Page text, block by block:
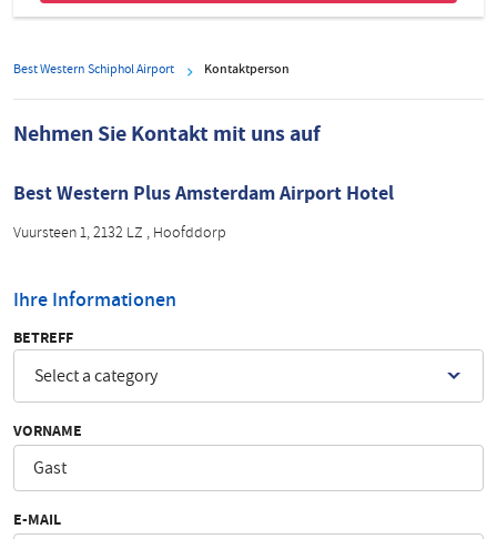
Best Western Schiphol Airport Kontaktperson
Nehmen Sie Kontakt mit uns auf
Best Western Plus Amsterdam Airport Hotel
Vuursteen 1, 2132 LZ , Hoofddorp
Ihre Informationen
BETREFF
Select a category
VORNAME
E-MAIL